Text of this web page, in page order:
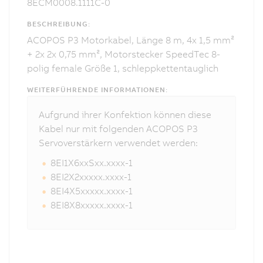
BESCHREIBUNG:
ACOPOS P3 Motorkabel, Länge 8 m, 4x 1,5 mm²
+ 2x 2x 0,75 mm², Motorstecker SpeedTec 8-
polig female Größe 1, schleppkettentauglich
WEITERFÜHRENDE INFORMATIONEN:
Aufgrund ihrer Konfektion können diese
Kabel nur mit folgenden ACOPOS P3
Servoverstärkern verwendet werden:
8EI1X6xxSxx.xxxx-1
8EI2X2xxxxx.xxxx-1
8EI4X5xxxxx.xxxx-1
8EI8X8xxxxx.xxxx-1